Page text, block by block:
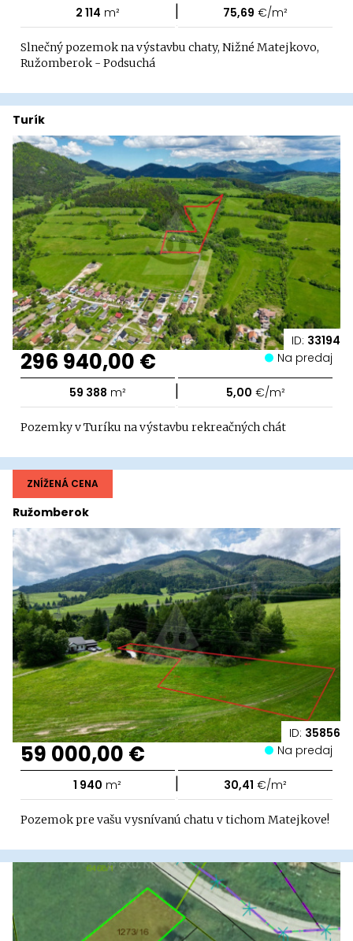
2 114 m² | 75,69 €/m²
Slnečný pozemok na výstavbu chaty, Nižné Matejkovo,
Ružomberok - Podsuchá
ID: 33194
Turík
296 940,00 € Na predaj
59 388 m² | 5,00 €/m²
Pozemky v Turíku na výstavbu rekreačných chát
ID: 35856
Ružomberok
ZNÍŽENÁ CENA
59 000,00 € Na predaj
1 940 m² | 30,41 €/m²
Pozemok pre vašu vysnívanú chatu v tichom Matejkove!